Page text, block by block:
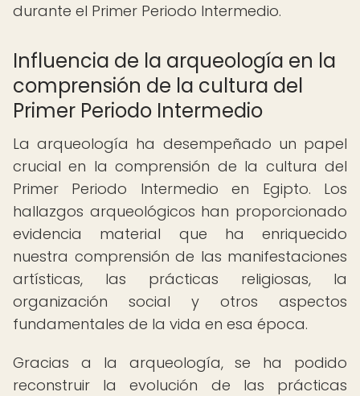
durante el Primer Periodo Intermedio.
Influencia de la arqueología en la
comprensión de la cultura del
Primer Periodo Intermedio
La arqueología ha desempeñado un papel
crucial en la comprensión de la cultura del
Primer Periodo Intermedio en Egipto. Los
hallazgos arqueológicos han proporcionado
evidencia material que ha enriquecido
nuestra comprensión de las manifestaciones
artísticas, las prácticas religiosas, la
organización social y otros aspectos
fundamentales de la vida en esa época.
Gracias a la arqueología, se ha podido
reconstruir la evolución de las prácticas